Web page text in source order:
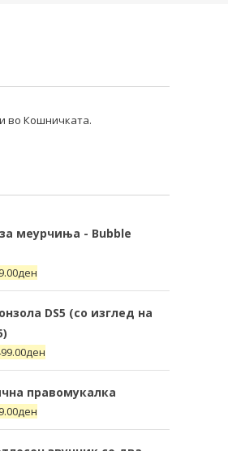
во Кошничката.
меурчиња - Bubble
ден
DS5 (со изглед на
ден
правомукалка
ден